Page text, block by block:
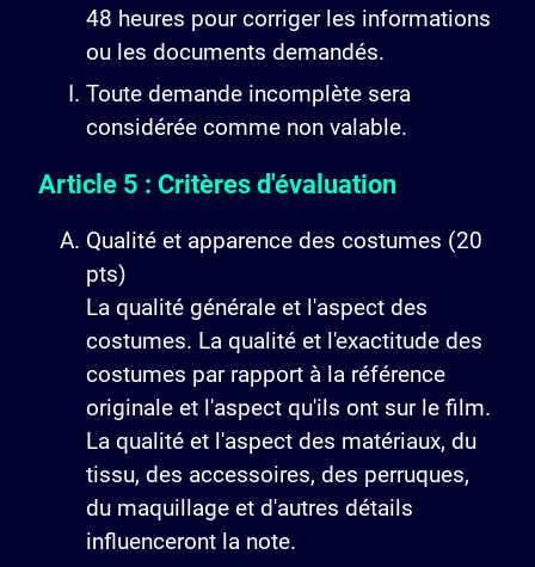
48 heures pour corriger les informations
ou les documents demandés.
Toute demande incomplète sera
considérée comme non valable.
Article 5 : Critères d'évaluation
Qualité et apparence des costumes (20
pts)
La qualité générale et l'aspect des
costumes. La qualité et l'exactitude des
costumes par rapport à la référence
originale et l'aspect qu'ils ont sur le film.
La qualité et l'aspect des matériaux, du
tissu, des accessoires, des perruques,
du maquillage et d'autres détails
influenceront la note.